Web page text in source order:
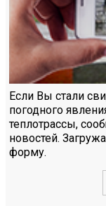
Если Вы стали
погодного
теплотрассы,
новостей.
форму.